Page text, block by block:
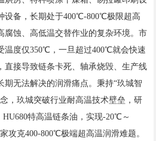
设备，长期处于400℃-800℃极限超高
腐蚀、高低温交替作业的复杂环境。市
温度仅350℃，一旦超过400℃就会快速
直接导致链条卡死、轴承烧毁、生产线
期无法解决的润滑痛点。秉持“玖城智
，玖城突破行业耐高温技术壁垒，研
HU680特高温链条油，实现-20℃～
攻克400-800℃极端超高温润滑难题。